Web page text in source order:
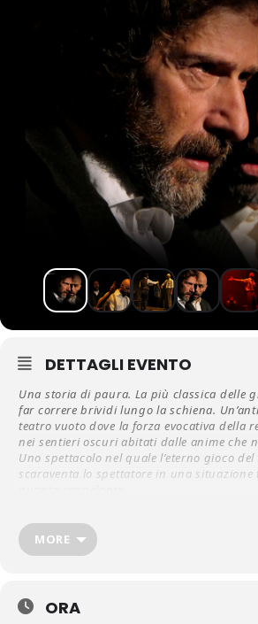
DETTAGLI EVENTO
Una storia di paura. La più classica delle
far correre brividi lungo la schiena.
teatro vuoto dove la forza evocativa della
nei sentieri oscuri abitati dalle anime che
Uno spettacolo nel quale l’eterno gioco
scaraventa lo spettatore in una
partecipazione di Michele
disegno luci Amedeo Carpentieri
adattamento e regia di Annamaria
MORE
ORA